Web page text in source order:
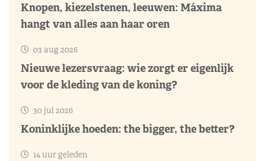
Knopen, kiezelstenen, leeuwen: Máxima
hangt van alles aan haar oren
03 aug 2026
Nieuwe lezersvraag: wie zorgt er eigenlijk
voor de kleding van de koning?
30 jul 2026
Koninklijke hoeden: the bigger, the better?
14 uur geleden